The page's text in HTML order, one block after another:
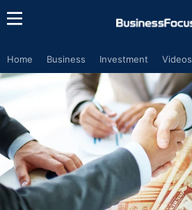
Home Business Investment Videos